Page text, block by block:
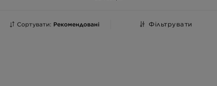
Сортувати: Рекомендовані Фільтрувати